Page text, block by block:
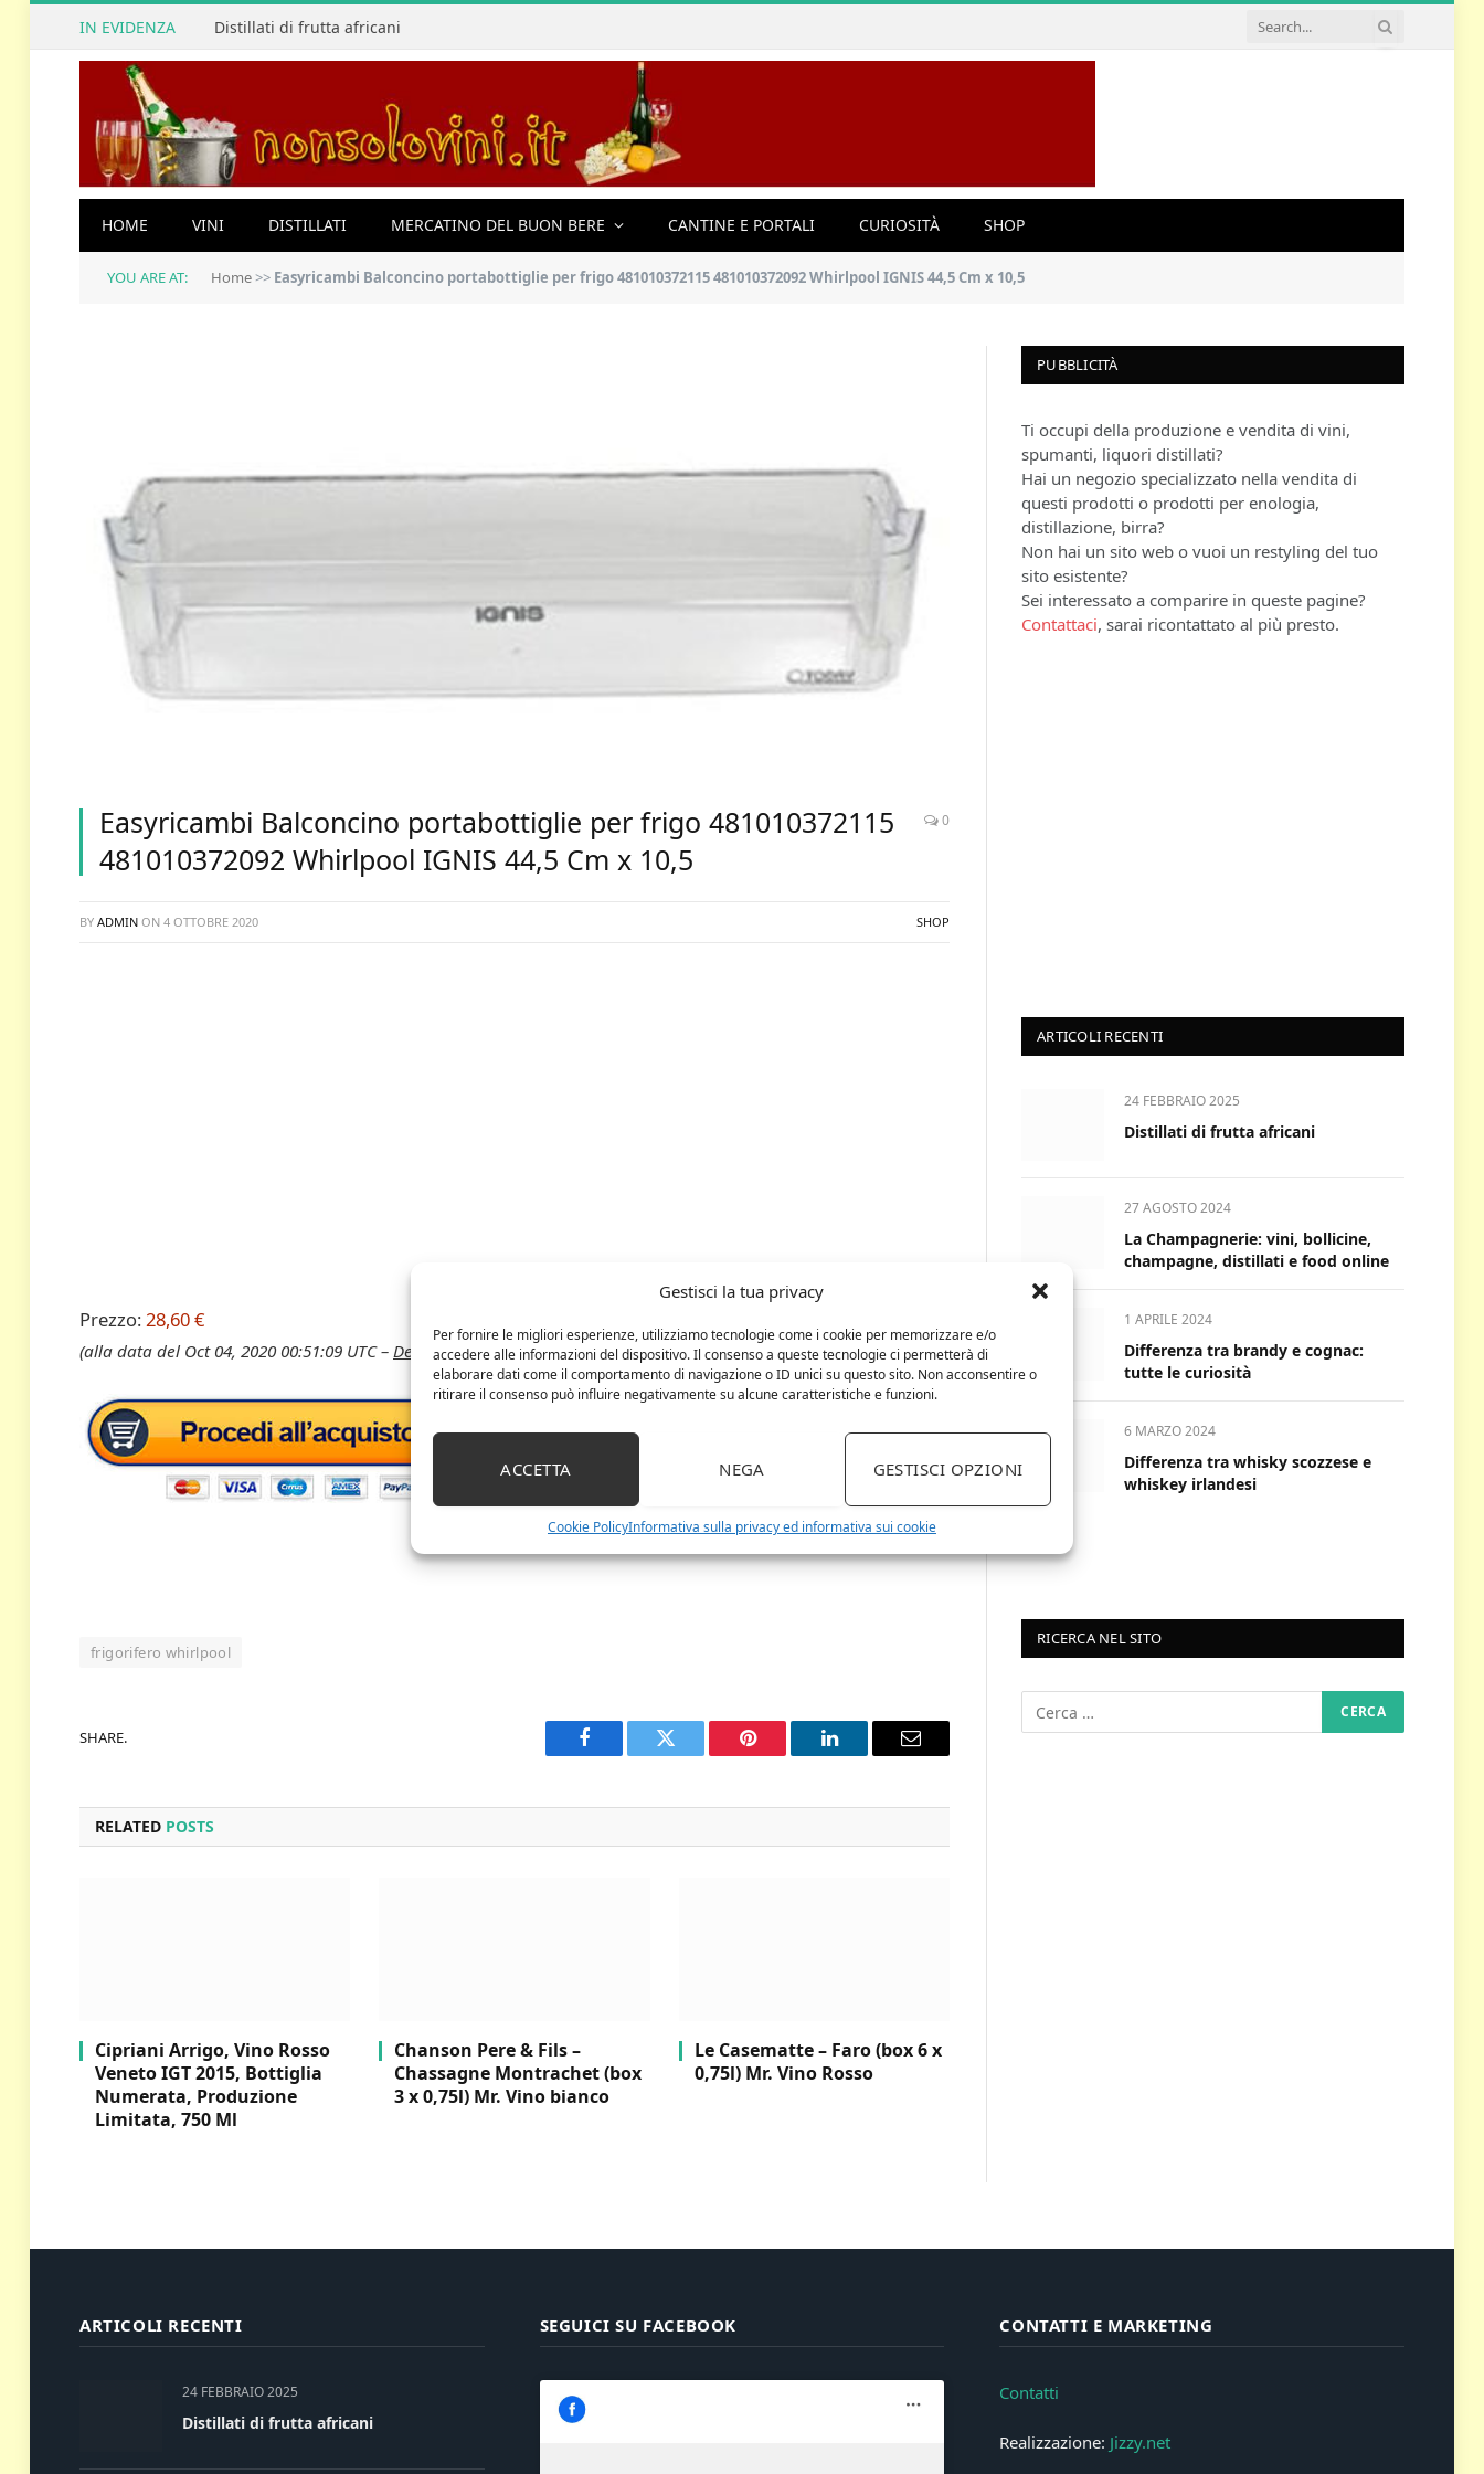
Gestisci la tua privacy
Per fornire le migliori esperienze, utilizziamo tecnologie come i cookie per memorizzare e/o
accedere alle informazioni del dispositivo. Il consenso a queste tecnologie ci permetterà di
elaborare dati come il comportamento di navigazione o ID unici su questo sito. Non acconsentire o
ritirare il consenso può influire negativamente su alcune caratteristiche e funzioni.
ACCETTA NEGA GESTISCI OPZIONI
Cookie PolicyInformativa sulla privacy ed informativa sui cookie
IN EVIDENZA Distillati di frutta africani
HOME VINI DISTILLATI MERCATINO DEL BUON BERE CANTINE E PORTALI CURIOSITÀ SHOP
YOU ARE AT: Home>> Easyricambi Balconcino portabottiglie per frigo 481010372115 481010372092 Whirlpool IGNIS 44,5 Cm x 10,5
Easyricambi Balconcino portabottiglie per frigo 481010372115
481010372092 Whirlpool IGNIS 44,5 Cm x 10,5
0
BY ADMIN ON 4 OTTOBRE 2020 SHOP
Prezzo: 28,60 €
(alla data del Oct 04, 2020 00:51:09 UTC – Dettagli)
frigorifero whirlpool
SHARE.
Facebook Twitter Pinterest LinkedIn Email
RELATED POSTS
Cipriani Arrigo, Vino Rosso
Veneto IGT 2015, Bottiglia
Numerata, Produzione
Limitata, 750 Ml
Chanson Pere & Fils –
Chassagne Montrachet (box
3 x 0,75l) Mr. Vino bianco
Le Casematte – Faro (box 6 x
0,75l) Mr. Vino Rosso
PUBBLICITÀ
Ti occupi della produzione e vendita di vini,
spumanti, liquori distillati?
Hai un negozio specializzato nella vendita di
questi prodotti o prodotti per enologia,
distillazione, birra?
Non hai un sito web o vuoi un restyling del tuo
sito esistente?
Sei interessato a comparire in queste pagine?
Contattaci, sarai ricontattato al più presto.
ARTICOLI RECENTI
24 FEBBRAIO 2025
Distillati di frutta africani
27 AGOSTO 2024
La Champagnerie: vini, bollicine,
champagne, distillati e food online
1 APRILE 2024
Differenza tra brandy e cognac:
tutte le curiosità
6 MARZO 2024
Differenza tra whisky scozzese e
whiskey irlandesi
RICERCA NEL SITO
ARTICOLI RECENTI
24 FEBBRAIO 2025
Distillati di frutta africani
SEGUICI SU FACEBOOK CONTATTI E MARKETING
Contatti
Realizzazione: Jizzy.net